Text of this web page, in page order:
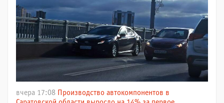
вчера 17:08 Производство автокомпонентов в